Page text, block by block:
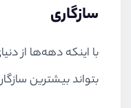
سازگاری
با اینکه دهه‌ها از
بتواند بیشترین